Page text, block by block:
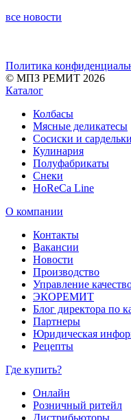
все новости
Политика
© МПЗ РЕМИТ 2026
Каталог
Колбасы
Мясные деликатесы
Сосиски и сардельки
Кулинария
Полуфабрикаты
Снеки
HoReCa Line
О компании
Контакты
Вакансии
Новости
Производство
Управление
ЭКОРЕМИТ
Блог директора по
Партнеры
Юридическая
Рецепты
Где купить?
Онлайн
Розничный ритейл
Дистрибьюторы